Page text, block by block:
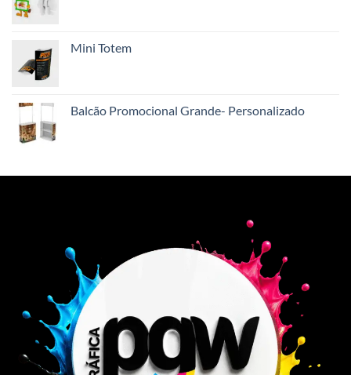
Mini Totem
Balcão Promocional Grande- Personalizado